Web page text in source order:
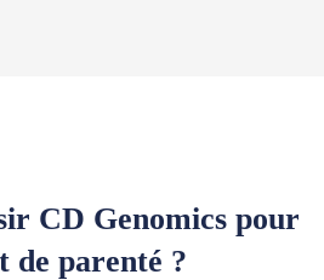
CD Genomics pour
de parenté ?